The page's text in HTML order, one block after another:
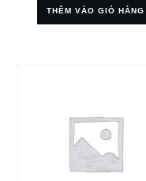
THÊM VÀO GIỎ HÀNG